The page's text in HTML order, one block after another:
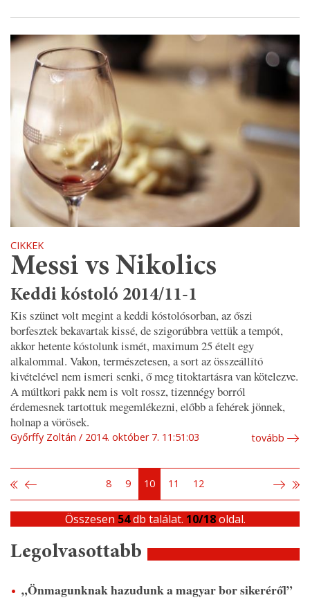
CIKKEK
Messi vs Nikolics
Keddi kóstoló 2014/11-1
Kis szünet volt megint a keddi kóstolósorban, az őszi
borfesztek bekavartak kissé, de szigorúbbra vettük a tempót,
akkor hetente kóstolunk ismét, maximum 25 ételt egy
alkalommal. Vakon, természetesen, a sort az összeállító
kivételével nem ismeri senki, ő meg titoktartásra van kötelezve.
A múltkori pakk nem is volt rossz, tizennégy borról
érdemesnek tartottuk megemlékezni, előbb a fehérek jönnek,
holnap a vörösek.
Győrffy Zoltán 2014. október 7. 11:51:03 tovább
8 9 10 11 12
Összesen 54db találat. 10/18oldal.
Legolvasottabb
„Önmagunknak hazudunk a magyar bor sikeréről”